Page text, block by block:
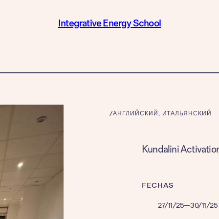
Integrative Energy School
/АНГЛИЙСКИЙ , ИТАЛЬЯНСКИЙ
Kundalini
FECHAS
27/11/25—30/11/25